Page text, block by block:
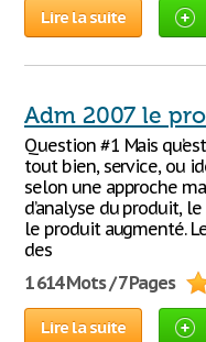
Lire la suite
Adm 2007 le
Question #1 Mais
tout bien, service, ou
selon une approche
d’analyse du produit,
le produit augmenté.
des
1 614 Mots / 7 Pages
Lire la suite